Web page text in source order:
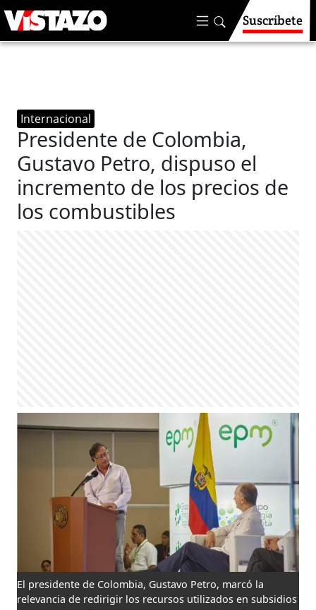
Suscríbete
Internacional
Presidente de Colombia,
Gustavo Petro, dispuso el
incremento de los precios de
los combustibles
El presidente de Colombia, Gustavo Petro, marcó la
relevancia de redirigir los recursos utilizados en subsidios